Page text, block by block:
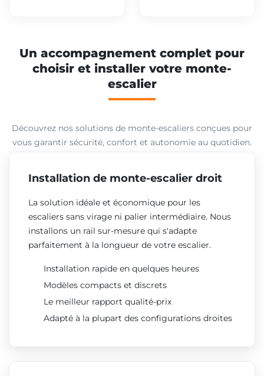
Un accompagnement complet pour
choisir et installer votre monte-
escalier
Découvrez nos solutions de monte-escaliers conçues pour
vous garantir sécurité, confort et autonomie au quotidien.
Installation de monte-escalier droit
La solution idéale et économique pour les
escaliers sans virage ni palier intermédiaire. Nous
installons un rail sur-mesure qui s'adapte
parfaitement à la longueur de votre escalier.
Installation rapide en quelques heures
Modèles compacts et discrets
Le meilleur rapport qualité-prix
Adapté à la plupart des configurations droites